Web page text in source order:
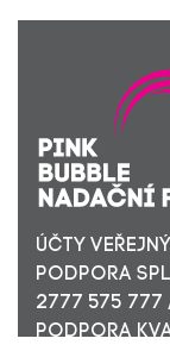
ÚČTY
PODPORA
2777 575 777
PODPORA